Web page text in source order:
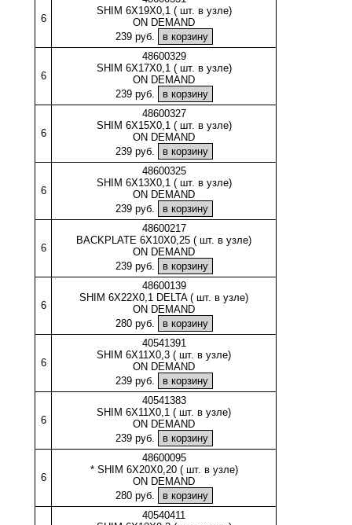
6
SHIM 6X19X0,1 ( шт. в узле)
ON DEMAND
239 руб.
6
48600329
SHIM 6X17X0,1 ( шт. в узле)
ON DEMAND
239 руб.
6
48600327
SHIM 6X15X0,1 ( шт. в узле)
ON DEMAND
239 руб.
6
48600325
SHIM 6X13X0,1 ( шт. в узле)
ON DEMAND
239 руб.
6
48600217
BACKPLATE 6X10X0,25 ( шт. в узле)
ON DEMAND
239 руб.
6
48600139
SHIM 6X22X0,1 DELTA ( шт. в узле)
ON DEMAND
280 руб.
6
40541391
SHIM 6X11X0,3 ( шт. в узле)
ON DEMAND
239 руб.
6
40541383
SHIM 6X11X0,1 ( шт. в узле)
ON DEMAND
239 руб.
6
48600095
* SHIM 6X20X0,20 ( шт. в узле)
ON DEMAND
280 руб.
40540411